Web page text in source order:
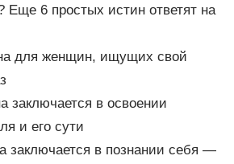
Еще 6 простых истин ответят на
для женщин, ищущих свой
заключается в освоении
и его сути
заключается в познании себя —